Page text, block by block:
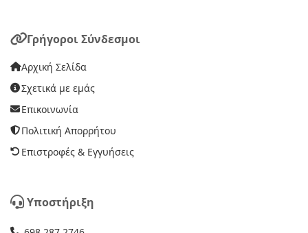
Γρήγοροι Σύνδεσμοι
Αρχική Σελίδα
Σχετικά με εμάς
Επικοινωνία
Πολιτική Απορρήτου
Επιστροφές & Εγγυήσεις
Υποστήριξη